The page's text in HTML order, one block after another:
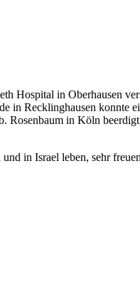
Hospital in Oberhausen
in Recklinghausen konnte
Rosenbaum in Köln
in Israel leben, sehr